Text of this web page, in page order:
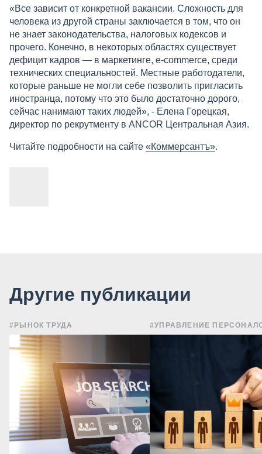
«Все зависит от конкретной вакансии. Сложность для
человека из другой страны заключается в том, что он
не знает законодательства, налоговых кодексов и
прочего. Конечно, в некоторых областях существует
дефицит кадров — в маркетинге, e-commerce, среди
технических специальностей. Местные работодатели,
которые раньше не могли себе позволить пригласить
иностранца, потому что это было достаточно дорого,
сейчас нанимают таких людей», - Елена Горецкая,
директор по рекрутменту в ANCOR Центральная Азия.
Читайте подробности на сайте «Коммерсантъ».
Другие публикации
#РЫНОК ТРУДА #УПРАВЛЕНИЕ